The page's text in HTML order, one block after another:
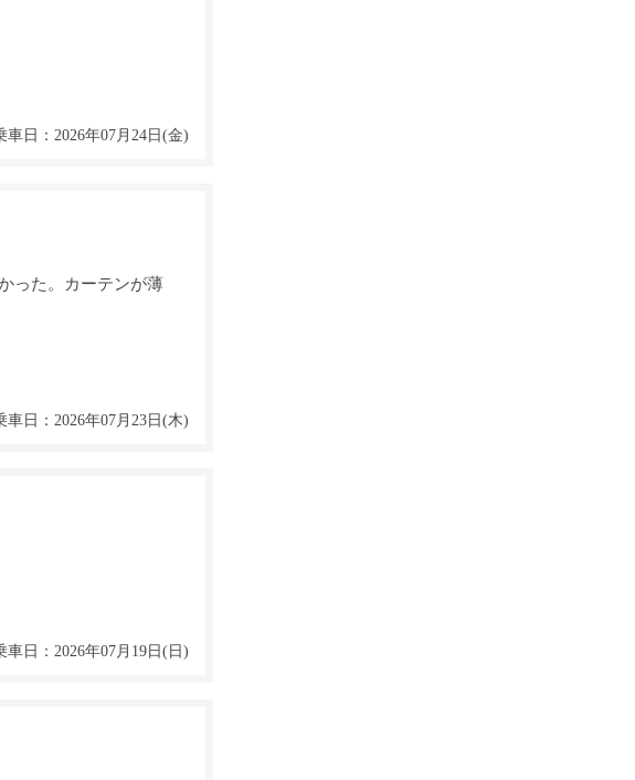
車日：2026年07月24日(金)
った。カーテンが薄
車日：2026年07月23日(木)
車日：2026年07月19日(日)